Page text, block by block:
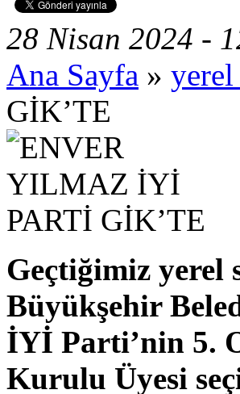
28 Nisan 2024 -
Ana Sayfa » yerel
GİK’TE
Geçtiğimiz yerel
Büyükşehir
İYİ Parti’nin 5.
Kurulu Üyesi